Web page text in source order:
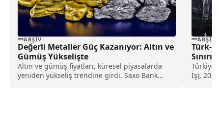
ARŞIV
Değerli Metaller Güç Kazanıyor: Altın ve
Gümüş Yükselişte
Altın ve gümüş fiyatları, küresel piyasalarda
yeniden yükseliş trendine girdi. Saxo Bank
ARŞIV
Türk-İş
Türkiye
İş), 2025